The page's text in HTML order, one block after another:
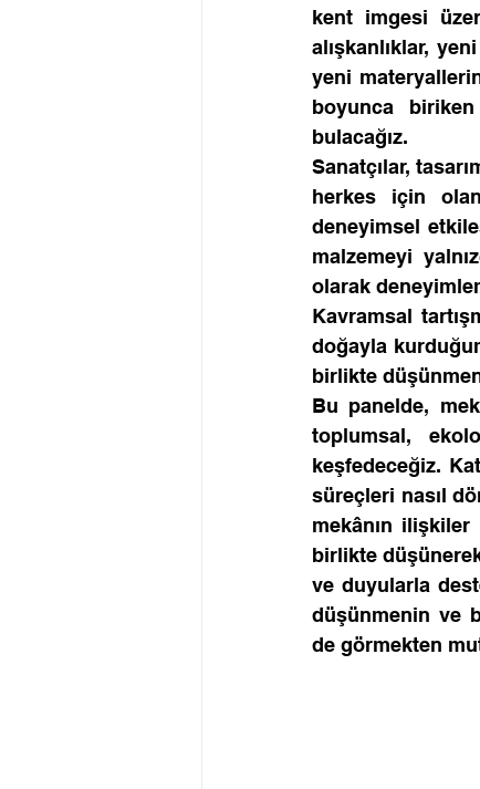
kent imgesi
alışkanlıklar,
yeni
boyunca
bulacağız.
Sanatçılar,
herkes için
deneyimsel
malzemeyi
olarak
Kavramsal
doğayla
birlikte
Bu panelde,
toplumsal,
keşfedeceğiz.
süreçleri nasıl
mekânın
birlikte
ve duyularla
düşünmenin ve
de görmekten